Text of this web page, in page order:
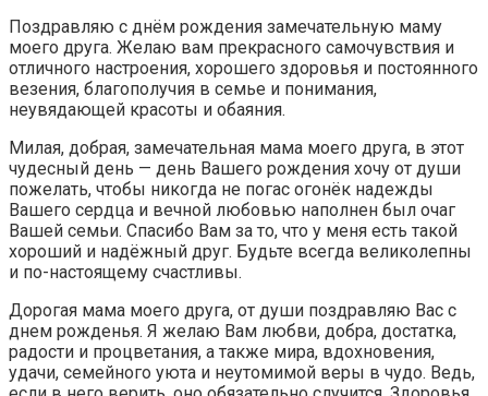
Поздравляю с днём рождения замечательную маму
моего друга. Желаю вам прекрасного самочувствия и
отличного настроения, хорошего здоровья и постоянного
везения, благополучия в семье и понимания,
неувядающей красоты и обаяния.
Милая, добрая, замечательная мама моего друга, в этот
чудесный день — день Вашего рождения хочу от души
пожелать, чтобы никогда не погас огонёк надежды
Вашего сердца и вечной любовью наполнен был очаг
Вашей семьи. Спасибо Вам за то, что у меня есть такой
хороший и надёжный друг. Будьте всегда великолепны
и по-настоящему счастливы.
Дорогая мама моего друга, от души поздравляю Вас с
днем рожденья. Я желаю Вам любви, добра, достатка,
радости и процветания, а также мира, вдохновения,
удачи, семейного уюта и неутомимой веры в чудо. Ведь,